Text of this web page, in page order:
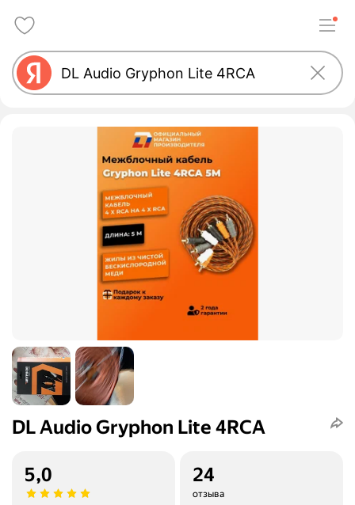
DL Audio Gryphon Lite 4RCA
5,0 24
отзыва